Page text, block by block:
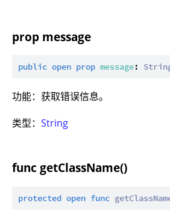
prop message
public open prop message:
功能：获取错误信息。
类型： String
func getClassName()
protected open func